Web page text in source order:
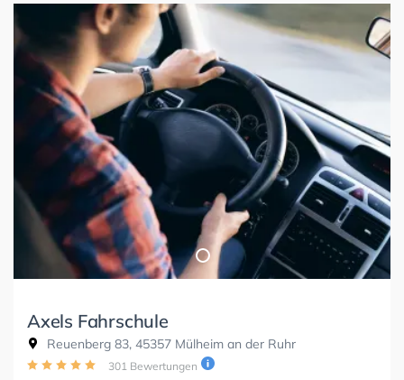
Axels Fahrschule
Reuenberg 83, 45357 Mülheim an der Ruhr
301 Bewertungen